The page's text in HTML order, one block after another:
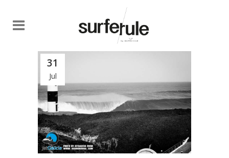
31
Jul